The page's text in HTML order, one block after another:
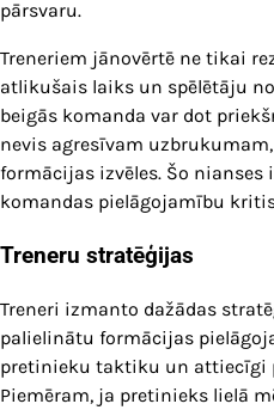
pārsvaru.
Treneriem jānovērtē ne tikai
atlikušais laiks un spēlētāju
beigās komanda var dot
nevis agresīvam
formācijas izvēles. Šo nianses
komandas pielāgojamību
Treneru stratēģijas
Treneri izmanto dažādas
palielinātu formācijas
pretinieku taktiku un attiecīgi
Piemēram, ja pretinieks lielā